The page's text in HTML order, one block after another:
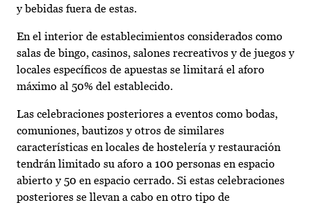
y bebidas fuera de estas.
En el interior de establecimientos considerados como
salas de bingo, casinos, salones recreativos y de juegos y
locales específicos de apuestas se limitará el aforo
máximo al 50% del establecido.
Las celebraciones posteriores a eventos como bodas,
comuniones, bautizos y otros de similares
características en locales de hostelería y restauración
tendrán limitado su aforo a 100 personas en espacio
abierto y 50 en espacio cerrado. Si estas celebraciones
posteriores se llevan a cabo en otro tipo de